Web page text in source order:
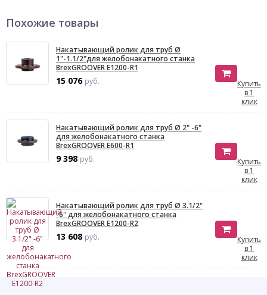
Похожие товары
Накатывающий ролик для труб Ø
1"-1.1/2"для желобонакатного станка
BrexGROOVER E1200-R1
15 076 руб.
Купить
в 1
клик
Накатывающий ролик для труб Ø 2" -6"
для желобонакатного станка
BrexGROOVER E600-R1
9 398 руб.
Купить
в 1
клик
Накатывающий ролик для труб Ø 3.1/2"
-6" для желобонакатного станка
BrexGROOVER E1200-R2
13 608 руб.
Купить
в 1
клик